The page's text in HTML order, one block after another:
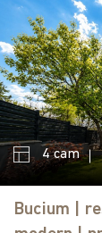
4 cam
Bucium |